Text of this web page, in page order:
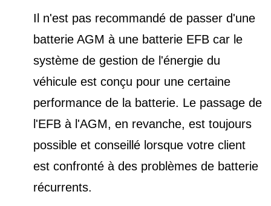
Il n'est pas recommandé de passer d'une
batterie AGM à une batterie EFB car le
système de gestion de l'énergie du
véhicule est conçu pour une certaine
performance de la batterie. Le passage de
l'EFB à l'AGM, en revanche, est toujours
possible et conseillé lorsque votre client
est confronté à des problèmes de batterie
récurrents.